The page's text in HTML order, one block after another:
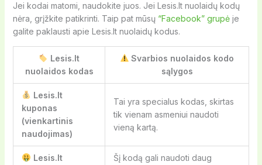
Jei kodai matomi, naudokite juos. Jei Lesis.lt nuolaidų kodų
nėra, grįžkite patikrinti. Taip pat mūsų “Facebook” grupėje
galite paklausti apie Lesis.lt nuolaidų kodus.
Lesis.lt
nuolaidos kodas
Svarbios nuolaidos kodo
sąlygos
Lesis.lt
kuponas
(vienkartinis
naudojimas)
Tai yra specialus kodas, skirtas
tik vienam asmeniui naudoti
vieną kartą.
Lesis.lt
Šį kodą gali naudoti daug